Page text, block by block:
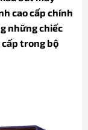
cao cấp chính
những chiếc
trong bộ